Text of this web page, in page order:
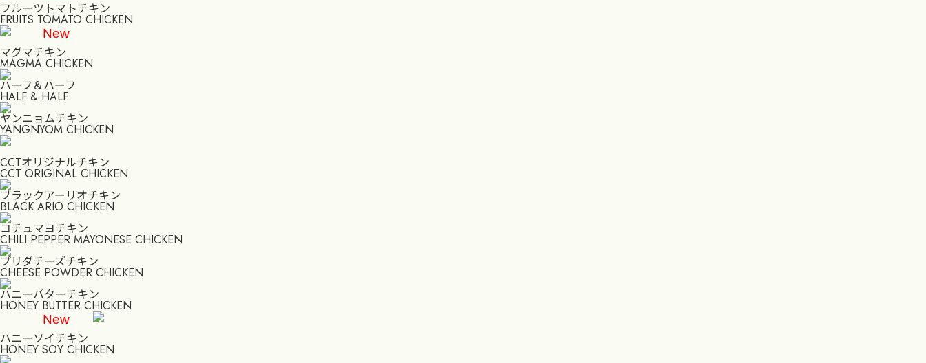
フルーツトマトチキン
FRUITS TOMATO CHICKEN
New
マグマチキン
MAGMA CHICKEN
ハーフ＆ハーフ
HALF & HALF
ヤンニョムチキン
YANGNYOM CHICKEN
CCTオリジナルチキン
CCT ORIGINAL CHICKEN
ブラックアーリオチキン
BLACK ARIO CHICKEN
コチュマヨチキン
CHILI PEPPER MAYONESE CHICKEN
プリダチーズチキン
CHEESE POWDER CHICKEN
ハニーバターチキン
HONEY BUTTER CHICKEN
New
ハニーソイチキン
HONEY SOY CHICKEN